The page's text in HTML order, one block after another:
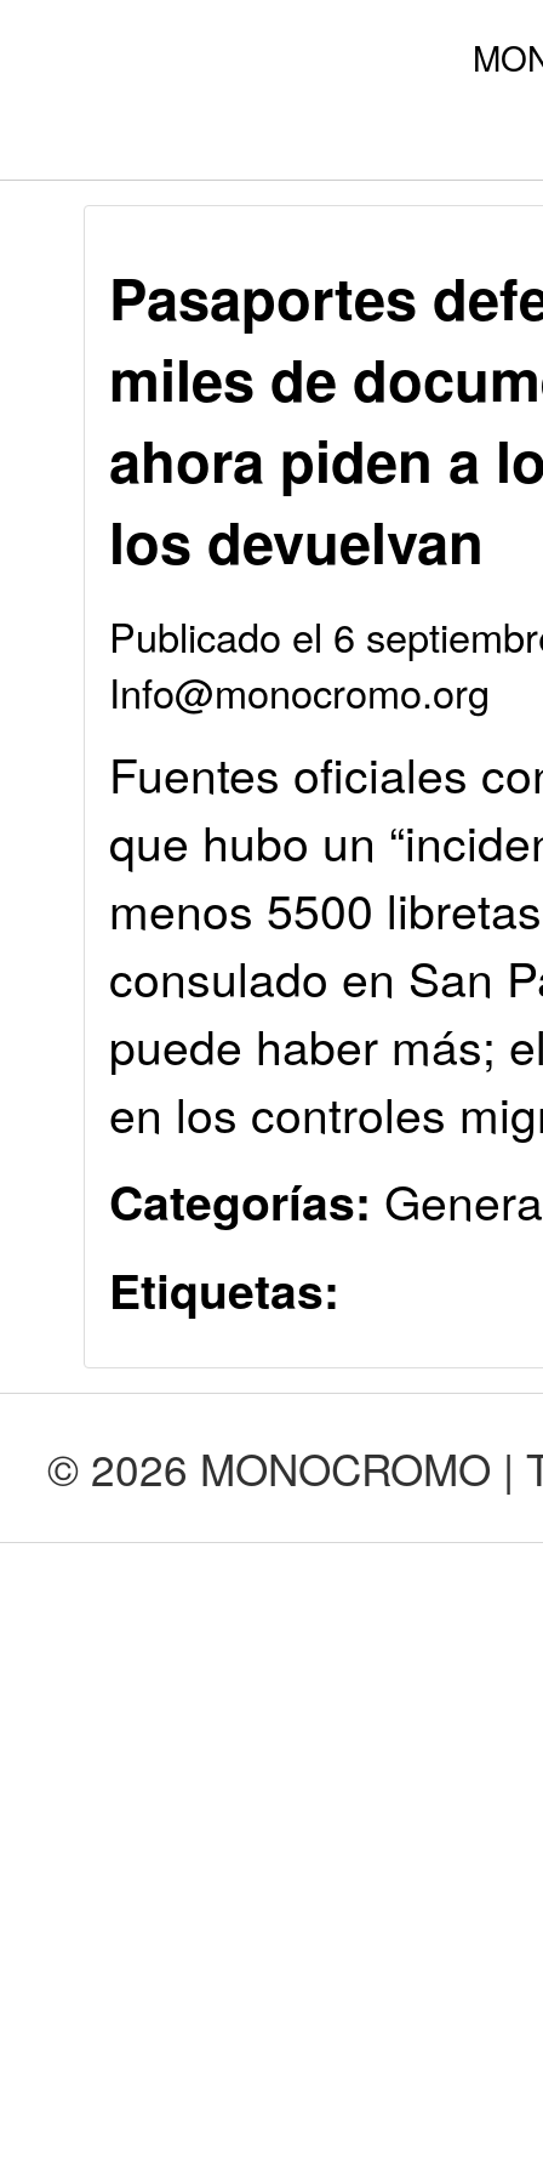
Pasaportes
miles de
ahora piden a
los devuelvan
Publicado el 6
Info@monocromo.org
Fuentes oficiales
que hubo un
menos 5500
consulado en San
puede haber más;
en los controles
Categorías:
Etiquetas:
© 2026 MONOCROMO |